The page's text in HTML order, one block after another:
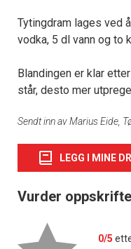
Tytingdram lages ved
vodka, 5 dl vann og to
Blandingen er klar
står, desto mer
Sendt inn av Marius Eide,
LEGG I MINE
Vurder
0/5